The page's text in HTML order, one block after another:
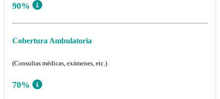
90%
Cobertura Ambulatoria
(Consultas médicas, exámenes, etc.)
70%